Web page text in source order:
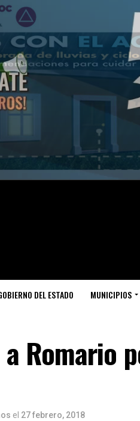
DEL ESTADO MUNICIPIOS
Romario
el 27 febrero, 2018